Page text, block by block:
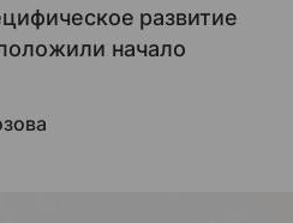
развитие
начало